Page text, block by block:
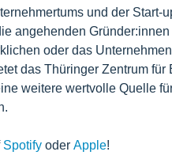
und der Start-
angehenden
oder das
das Thüringer Zentrum für
weitere wertvolle Quelle
Spotify oder Apple!